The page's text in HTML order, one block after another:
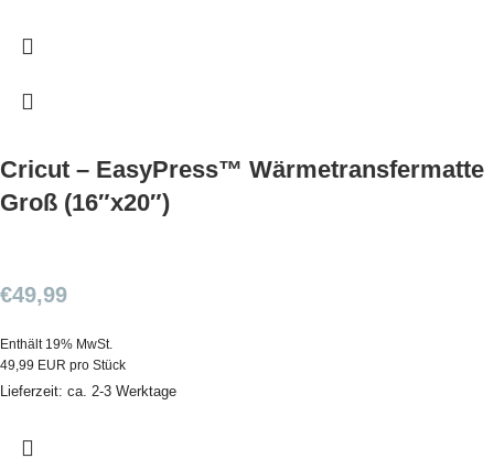
Cricut – EasyPress™ Wärmetransfermatte
Groß (16″x20″)
€49,99
Enthält 19% MwSt.
49,99 EUR pro Stück
Lieferzeit: ca. 2-3 Werktage